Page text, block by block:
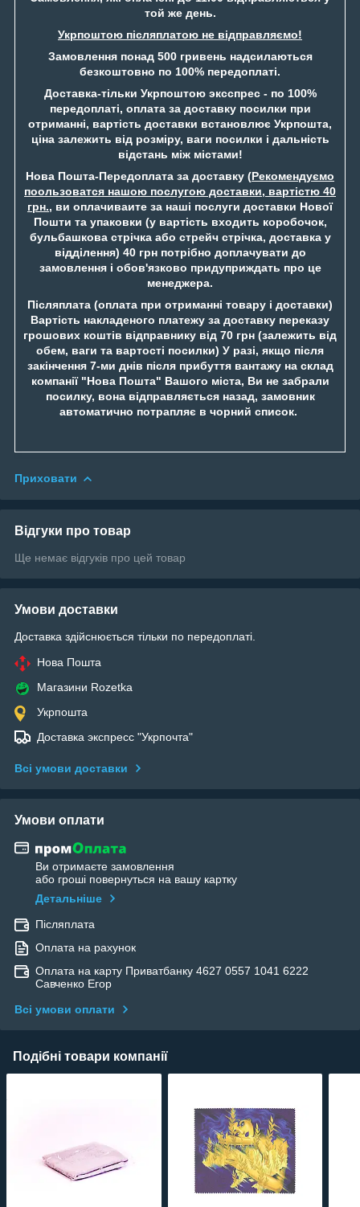
той же день.
Укрпоштою післяплатою не відправляємо!
Замовлення понад 500 гривень надсилаються
безкоштовно по 100% передоплаті.
Доставка-тільки Укрпоштою эксспрес - по 100%
передоплаті, оплата за доставку посилки при
отриманні, вартість доставки встановлює Укрпошта,
ціна залежить від розміру, ваги посилки і дальність
відстань між містами!
Нова Пошта-Передоплата за доставку (Рекомендуємо
поользоватся нашою послугою доставки, вартістю 40
грн., ви оплачиваите за наші послуги доставки Нової
Пошти та упаковки (у вартість входить коробочок,
бульбашкова стрічка або стрейч стрічка, доставка у
відділення) 40 грн потрібно доплачувати до
замовлення і обов'язково придуприждать про це
менеджера.
Післяплата (оплата при отриманні товару і доставки)
Вартість накладеного платежу за доставку переказу
грошових коштів відправнику від 70 грн (залежить від
обем, ваги та вартості посилки) У разі, якщо після
закінчення 7-ми днів після прибуття вантажу на склад
компанії "Нова Пошта" Вашого міста, Ви не забрали
посилку, вона відправляється назад, замовник
автоматично потрапляє в чорний список.
Приховати
Відгуки про товар
Ще немає відгуків про цей товар
Умови доставки
Доставка здійснюється тільки по передоплаті.
Нова Пошта
Магазини Rozetka
Укрпошта
Доставка экспресс "Укрпочта"
Всі умови доставки
Умови оплати
Ви отримаєте замовлення
або гроші повернуться на вашу картку
Детальніше
Післяплата
Оплата на рахунок
Оплата на карту Приватбанку 4627 0557 1041 6222
Савченко Егор
Всі умови оплати
Подібні товари компанії